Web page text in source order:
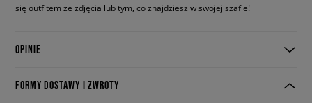
się outfitem ze zdjęcia lub tym, co znajdziesz w swojej szafie!
OPINIE
FORMY DOSTAWY I ZWROTY